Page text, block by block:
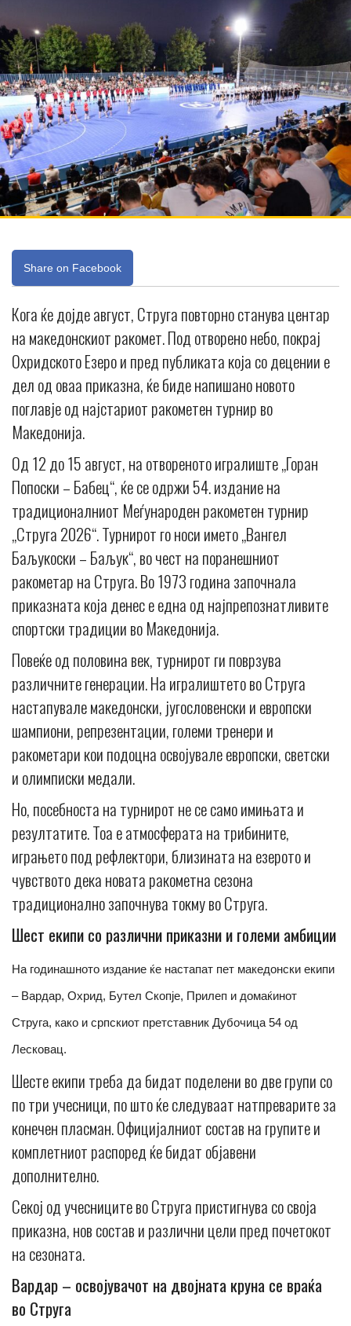
Share on Facebook
Кога ќе дојде август, Струга повторно станува центар
на македонскиот ракомет. Под отворено небо, покрај
Охридското Езеро и пред публиката која со децении е
дел од оваа приказна, ќе биде напишано новото
поглавје од најстариот ракометен турнир во
Македонија.
Од 12 до 15 август, на отвореното игралиште „Горан
Попоски – Бабец“, ќе се одржи 54. издание на
традиционалниот Меѓународен ракометен турнир
„Струга 2026“. Турнирот го носи името „Вангел
Баљукоски – Баљук“, во чест на поранешниот
ракометар на Струга. Во 1973 година започнала
приказната која денес е една од најпрепознатливите
спортски традиции во Македонија.
Повеќе од половина век, турнирот ги поврзува
различните генерации. На игралиштето во Струга
настапувале македонски, југословенски и европски
шампиони, репрезентации, големи тренери и
ракометари кои подоцна освојувале европски, светски
и олимписки медали.
Но, посебноста на турнирот не се само имињата и
резултатите. Тоа е атмосферата на трибините,
играњето под рефлектори, близината на езерото и
чувството дека новата ракометна сезона
традиционално започнува токму во Струга.
Шест екипи со различни приказни и големи амбиции
На годинашното издание ќе настапат пет македонски екипи
– Вардар, Охрид, Бутел Скопје, Прилеп и домаќинот
Струга, како и српскиот претставник Дубочица 54 од
Лесковац.
Шесте екипи треба да бидат поделени во две групи со
по три учесници, по што ќе следуваат натпреварите за
конечен пласман. Официјалниот состав на групите и
комплетниот распоред ќе бидат објавени
дополнително.
Секој од учесниците во Струга пристигнува со своја
приказна, нов состав и различни цели пред почетокот
на сезоната.
Вардар – освојувачот на двојната круна се враќа
во Струга